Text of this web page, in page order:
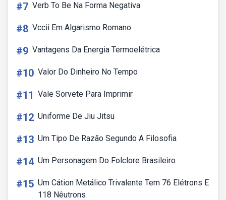
#7 Verb To Be Na Forma Negativa
#8 Vccii Em Algarismo Romano
#9 Vantagens Da Energia Termoelétrica
#10 Valor Do Dinheiro No Tempo
#11 Vale Sorvete Para Imprimir
#12 Uniforme De Jiu Jitsu
#13 Um Tipo De Razão Segundo A Filosofia
#14 Um Personagem Do Folclore Brasileiro
#15 Um Cátion Metálico Trivalente Tem 76 Elétrons E
118 Nêutrons